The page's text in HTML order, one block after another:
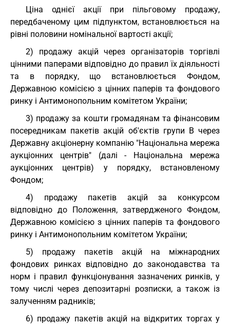
Ціна однієї акції при пільговому продажу,
передбаченому цим підпунктом, встановлюється на
рівні половини номінальної вартості акції;
2) продажу акцій через організаторів торгівлі
цінними паперами відповідно до правил їх діяльності
та в порядку, що встановлюється Фондом,
Державною комісією з цінних паперів та фондового
ринку і Антимонопольним комітетом України;
3) продажу за кошти громадянам та фінансовим
посередникам пакетів акцій об'єктів групи В через
Державну акціонерну компанію "Національна мережа
аукціонних центрів" (далі - Національна мережа
аукціонних центрів) у порядку, встановленому
Фондом;
4) продажу пакетів акцій за конкурсом
відповідно до Положення, затвердженого Фондом,
Державною комісією з цінних паперів та фондового
ринку і Антимонопольним комітетом України;
5) продажу пакетів акцій на міжнародних
фондових ринках відповідно до законодавства та
норм і правил функціонування зазначених ринків, у
тому числі через депозитарні розписки, а також із
залученням радників;
6) продажу пакетів акцій на відкритих торгах у